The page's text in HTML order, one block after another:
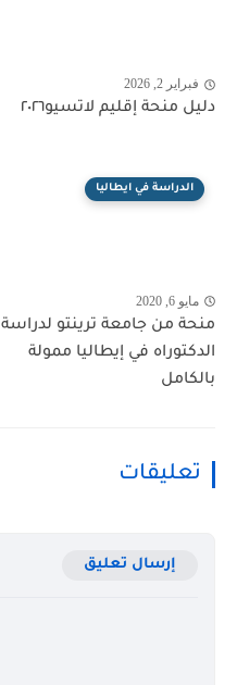
فبراير 2, 2026
دليل منحة إقليم لاتسيو٢٠٢٦
الدراسة في ايطاليا
مايو 6, 2020
منحة من جامعة ترينتو لدراسة
الدكتوراه في إيطاليا ممولة
بالكامل
تعليقات
إرسال تعليق